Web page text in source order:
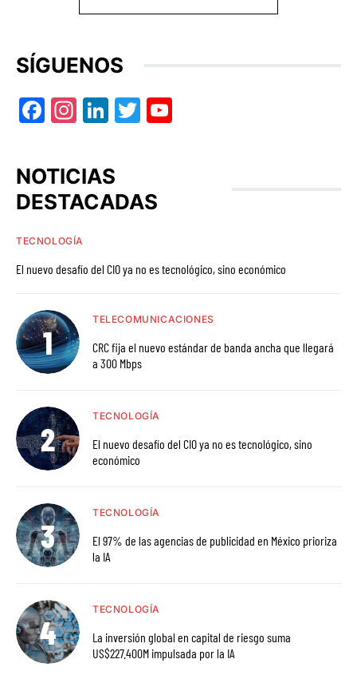
SÍGUENOS
Facebook
Instagram
LinkedIn
Twitter
NOTICIAS
DESTACADAS
TECNOLOGÍA
El nuevo desafío del CIO ya no es tecnológico, sino económico
TELECOMUNICACIONES
CRC fija el nuevo estándar de banda ancha que llegará
a 300 Mbps
TECNOLOGÍA
El nuevo desafío del CIO ya no es tecnológico, sino
económico
TECNOLOGÍA
El 97% de las agencias de publicidad en México prioriza
la IA
TECNOLOGÍA
La inversión global en capital de riesgo suma
US$227.400M impulsada por la IA